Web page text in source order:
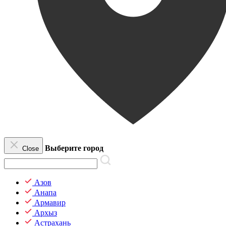
Close Выберите город
Азов
Анапа
Армавир
Архыз
Астрахань